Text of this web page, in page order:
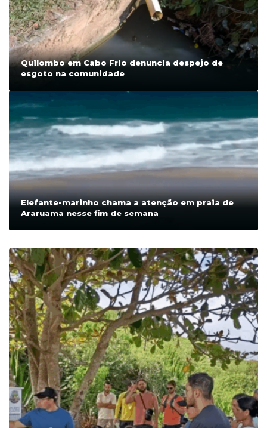
Quilombo em Cabo Frio denuncia despejo de
esgoto na comunidade
Elefante-marinho chama a atenção em praia de
Araruama nesse fim de semana